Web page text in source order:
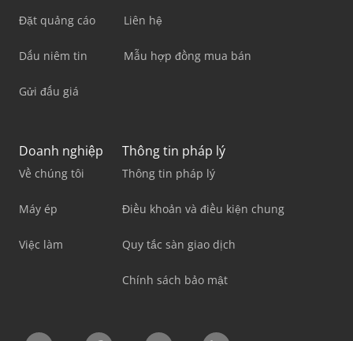
Đặt quảng cáo
Dấu niêm tin
Gửi đấu giá
Liên hệ
Mẫu hợp đồng mua bán
Doanh nghiệp
Về chúng tôi
Máy ép
Việc làm
Thông tin pháp lý
Thông tin pháp lý
Điều khoản và điều kiện chung
Quy tắc sàn giao dịch
Chính sách bảo mật